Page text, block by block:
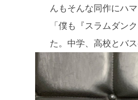
んもそんな同作にハ
「僕も『スラムダン
た。中学、高校とバ